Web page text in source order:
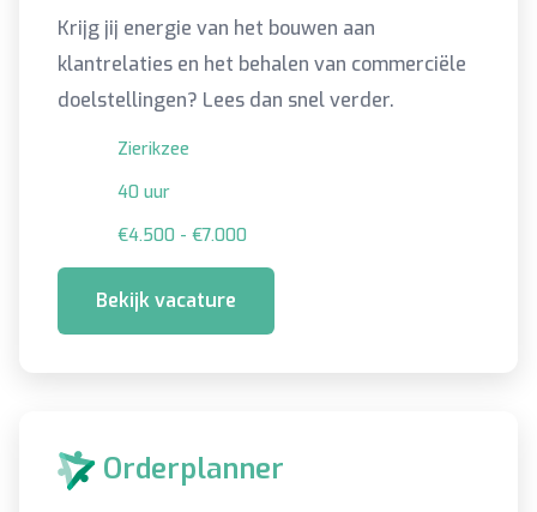
Krijg jij energie van het bouwen aan
klantrelaties en het behalen van commerciële
doelstellingen? Lees dan snel verder.
Zierikzee
40 uur
€4.500 - €7.000
Bekijk vacature
Orderplanner